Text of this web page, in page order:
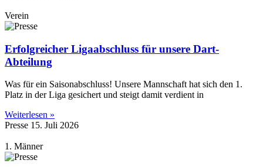
Verein
Erfolgreicher Ligaabschluss für unsere Dart-
Abteilung
Was für ein Saisonabschluss! Unsere Mannschaft hat sich den 1.
Platz in der Liga gesichert und steigt damit verdient in
Weiterlesen »
Presse 15. Juli 2026
1. Männer